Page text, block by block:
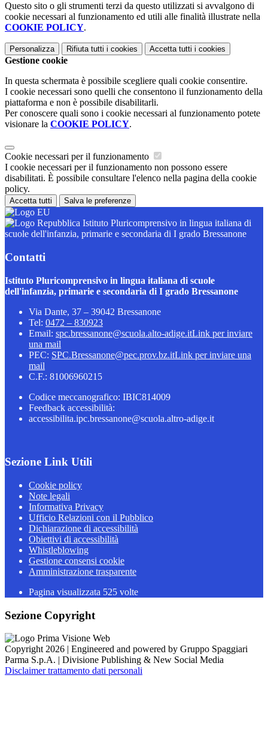
Questo sito o gli strumenti terzi da questo utilizzati si avvalgono di
cookie necessari al funzionamento ed utili alle finalità illustrate nella
COOKIE POLICY.
Personalizza Rifiuta tutti i cookies Accetta tutti i cookies
Gestione cookie
In questa schermata è possibile scegliere quali cookie consentire.
I cookie necessari sono quelli che consentono il funzionamento della
piattaforma e non è possibile disabilitarli.
Per conoscere quali sono i cookie necessari al funzionamento potete
visionare la COOKIE POLICY.
Cookie necessari per il funzionamento
I cookie necessari per il funzionamento non possono essere
disabilitati. È possibile consultare l'elenco nella pagina della cookie
policy.
Accetta tutti Salva le preferenze
Istituto Pluricomprensivo in lingua italiana di
scuole dell'infanzia, primarie e secondaria di I grado Bressanone
Contatti
Istituto Pluricomprensivo in lingua italiana di scuole
dell'infanzia, primarie e secondaria di I grado Bressanone
Via Dante, 37 – 39042 Bressanone
Tel: 0472 – 830923
Email: spc.bressanone@scuola.alto-adige.itLink per inviare
una mail
PEC: SPC.Bressanone@pec.prov.bz.itLink per inviare una
mail
C.F.: 81006960215
Codice meccanografico: IBIC814009
Feedback accessibilità:
accessibilita.ipc.bressanone@scuola.altro-adige.it
Sezione Link Utili
Cookie policy
Note legali
Informativa Privacy
Ufficio Relazioni con il Pubblico
Dichiarazione di accessibilità
Obiettivi di accessibilità
Whistleblowing
Gestione consensi cookie
Amministrazione trasparente
Pagina visualizzata 525 volte
Sezione Copyright
Copyright 2026 | Engineered and powered by Gruppo Spaggiari
Parma S.p.A. | Divisione Publishing & New Social Media
Disclaimer trattamento dati personali